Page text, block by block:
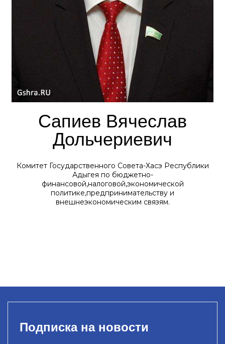
Сапиев Вячеслав
Дольчериевич
Комитет Государственного Совета-Хасэ Республики
Адыгея по бюджетно-
финансовой,налоговой,экономической
политике,предпринимательству и
внешнеэкономическим связям.
Подписка на новости